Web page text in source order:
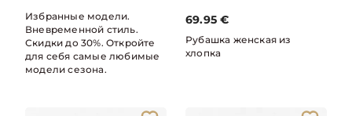
Избранные модели.
Вневременной стиль.
Скидки до 30%. Откройте
для себя самые любимые
модели сезона.
69.95 €
Рубашка женская из
хлопка